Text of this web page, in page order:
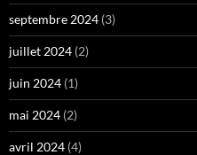
septembre 2024 (3)
juillet 2024 (2)
juin 2024 (1)
mai 2024 (2)
avril 2024 (4)